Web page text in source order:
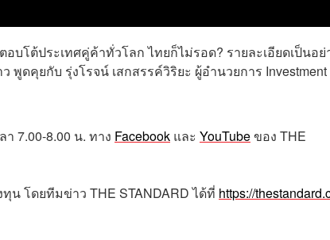
โต้ประเทศคู่ค้าทั่วโลก ไทยก็ไม่รอด? รายละเอียดเป็นอย่
ดคุยกับ รุ่งโรจน์ เสกสรรค์วิริยะ ผู้อำนวยการ Investment
า 7.00-8.00 น. ทาง Facebook และ YouTubeของ THE
ทุน โดยทีมข่าว THE STANDARDได้ที่ https://